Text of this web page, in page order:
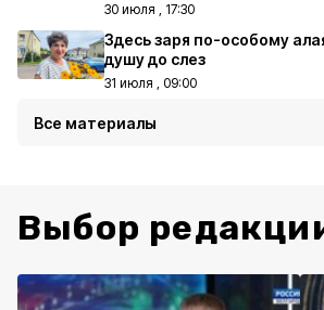
30 июля , 17:30
Здесь заря по-особому
душу до слез
31 июля , 09:00
Все материалы
Выбор